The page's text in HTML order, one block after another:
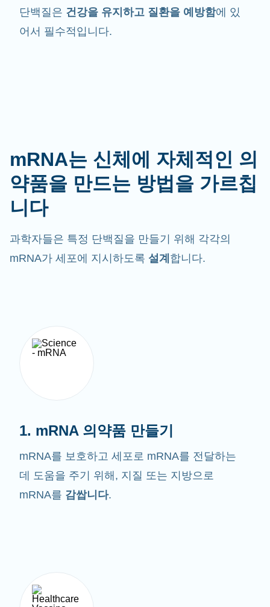
단백질은 건강을 유지하고 질환을 예방함에 있
어서 필수적입니다.
mRNA는 신체에 자체적인 의
약품을 만드는 방법을 가르칩
니다
과학자들은 특정 단백질을 만들기 위해 각각의
mRNA가 세포에 지시하도록 설계 합니다.
1. mRNA 의약품 만들기
mRNA를 보호하고 세포로 mRNA를 전달하는
데 도움을 주기 위해, 지질 또는 지방으로
mRNA를 감쌉니다.